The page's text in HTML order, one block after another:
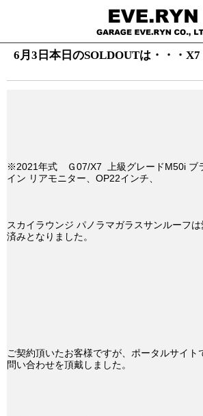
6月3日本日のSOLDOUTは・・・
※2021年式 Ｇ07/X7 上級グレードM50i ブ
イン リアモニター、OP22インチ、
スカイラウンジ パノラマガラスサンルーフ
済みとなりました。
ご契約頂いたお客様ですが、ポータルサイト
問い合わせを頂戴しました。